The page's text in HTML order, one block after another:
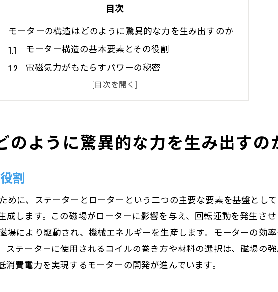
目次
モーターの構造はどのように驚異的な力を生み出すのか
モーター構造の基本要素とその役割
電磁気力がもたらすパワーの秘密
内部構造が性能に与える影響
モーターの効率を高めるための技術
モーター設計の未来展望
ローターの種類と特性
ステーターとローターの相互作用
回転運動を生むメカニズム
効率的なエネルギー変換の鍵
モーターの種類による設計の違い
のように驚異的な力を生み出すの
割
めに、ステーターとローターという二つの主要な要素を基盤とし
成します。この磁場がローターに影響を与え、回転運動を発生さ
場により駆動され、機械エネルギーを生産します。モーターの効
ステーターに使用されるコイルの巻き方や材料の選択は、磁場の
費電力を実現するモーターの開発が進んでいます。